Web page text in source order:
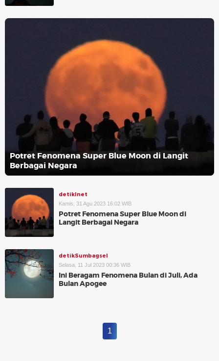
Potret Fenomena Super Blue Moon di Langit
Berbagai Negara
detikInet
Kamis, 31 Agu 2023 16:02 WIB
Potret Fenomena Super Blue Moon di
Langit Berbagai Negara
detikSumbagsel
Selasa, 11 Jul 2023 00:36 WIB
Ini Beragam Fenomena Bulan di Juli, Ada
Bulan Apogee
1